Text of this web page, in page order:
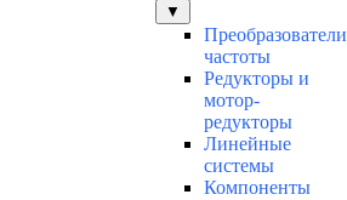
▼
Преобразователи
частоты
Редукторы и
мотор-
редукторы
Линейные
системы
Компоненты